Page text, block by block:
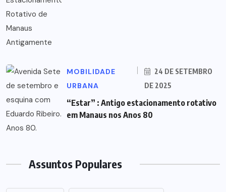
MOBILIDADE
URBANA
24 DE SETEMBRO
DE 2025
“Estar” : Antigo estacionamento rotativo
em Manaus nos Anos 80
Assuntos Populares